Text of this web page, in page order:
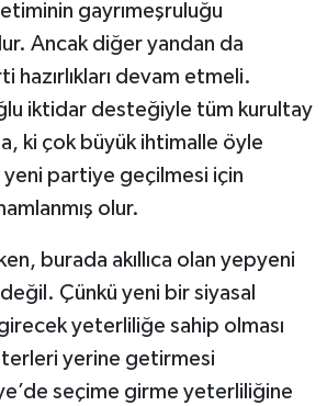
gayrımeşruluğu
Ancak diğer yandan da
hazırlıkları devam etmeli.
iktidar desteğiyle tüm kurultay
ki çok büyük ihtimalle öyle
yeni partiye geçilmesi için
olur.
burada akıllıca olan yepyeni
Çünkü yeni bir siyasal
yeterliliğe sahip olması
yerine getirmesi
seçime girme yeterliliğine